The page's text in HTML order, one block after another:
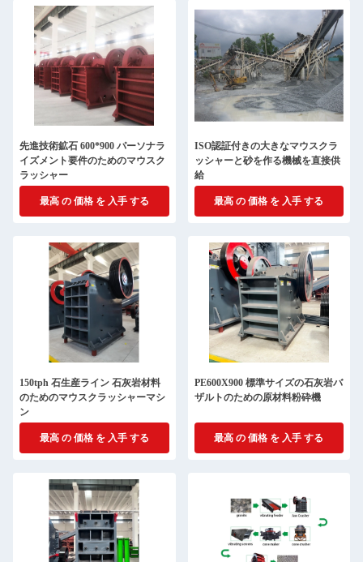
先進技術鉱石 600*900 パーソナラ
イズメント要件のためのマウスク
ラッシャー
最高 の 価格 を 入手 する
ISO認証付きの大きなマウスクラ
ッシャーと砂を作る機械を直接供
給
最高 の 価格 を 入手 する
150tph 石生産ライン 石灰岩材料
のためのマウスクラッシャーマシ
ン
最高 の 価格 を 入手 する
PE600X900 標準サイズの石灰岩バ
ザルトのための原材料粉砕機
最高 の 価格 を 入手 する